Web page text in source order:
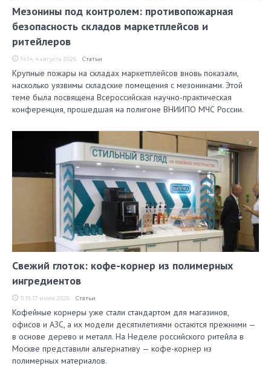
Мезонины под контролем: противопожарная
безопасность складов маркетплейсов и
ритейлеров
14:14, 4 августа 2026 Статьи
Крупные пожары на складах маркетплейсов вновь показали,
насколько уязвимы складские помещения с мезонинами. Этой
теме была посвящена Всероссийская научно-практическая
конференция, прошедшая на полигоне ВНИИПО МЧС России.
Свежий глоток: кофе-корнер из полимерных
ингредиентов
11:19, 17 июля 2026 Статьи
Кофейные корнеры уже стали стандартом для магазинов,
офисов и АЗС, а их модели десятилетиями остаются прежними —
в основе дерево и металл. На Неделе российского ритейла в
Москве представили альтернативу — кофе-корнер из
полимерных материалов.